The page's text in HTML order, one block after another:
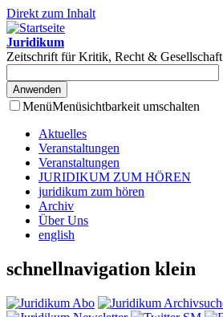
Direkt zum Inhalt
Juridikum
Zeitschrift für Kritik, Recht & Gesellschaft
MenüMenüsichtbarkeit umschalten
Aktuelles
Veranstaltungen
Veranstaltungen
JURIDIKUM ZUM HÖREN
juridikum zum hören
Archiv
Über Uns
english
schnellnavigation klein